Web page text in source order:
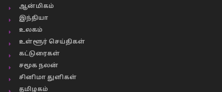
ஆன்மிகம்
இந்தியா
உலகம்
உள்ளூர் செய்திகள்
கட்டுரைகள்
சமூக நலன்
சினிமா துளிகள்
தமிழகம்